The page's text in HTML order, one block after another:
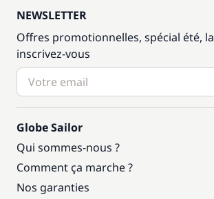
NEWSLETTER
Offres promotionnelles, spécial été,
inscrivez-vous
Globe Sailor
Qui sommes-nous ?
Comment ça marche ?
Nos garanties